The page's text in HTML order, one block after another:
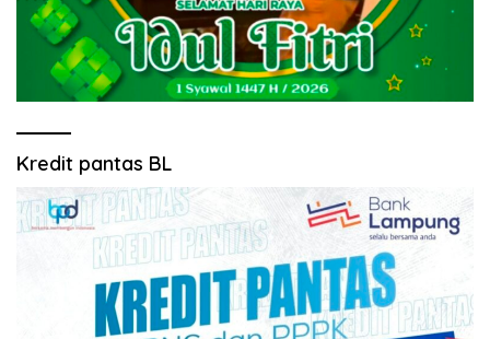
Kredit pantas BL